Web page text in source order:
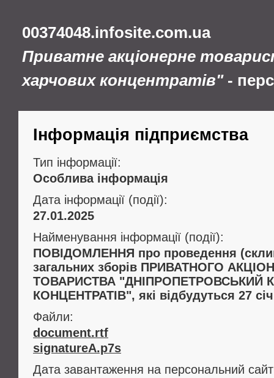
00374048.infosite.com.ua
Приватне акціонерне
харчових концентратів"-
Інформація підприємства
Тип інформації:
Особлива інформація
Дата інформації (події):
27.01.2025
Найменування інформації (події):
ПОВІДОМЛЕННЯ про проведення
загальних зборів ПРИВАТНОГО
ТОВАРИСТВА "ДНІПРОПЕТРОВСЬКИЙ
КОНЦЕНТРАТІВ", які відбудуться 27
Файли:
document.rtf
signatureA.p7s
Дата завантаження на персональний